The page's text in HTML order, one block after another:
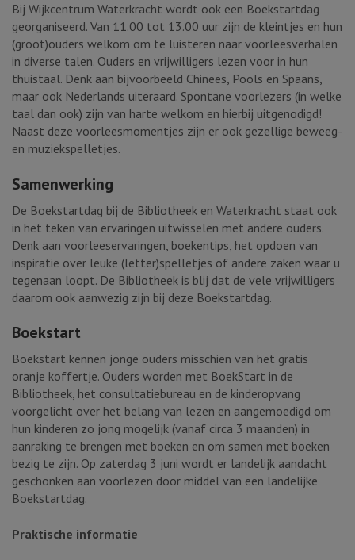
Bij Wijkcentrum Waterkracht wordt ook een Boekstartdag
georganiseerd. Van 11.00 tot 13.00 uur zijn de kleintjes en hun
(groot)ouders welkom om te luisteren naar voorleesverhalen
in diverse talen. Ouders en vrijwilligers lezen voor in hun
thuistaal. Denk aan bijvoorbeeld Chinees, Pools en Spaans,
maar ook Nederlands uiteraard. Spontane voorlezers (in welke
taal dan ook) zijn van harte welkom en hierbij uitgenodigd!
Naast deze voorleesmomentjes zijn er ook gezellige beweeg-
en muziekspelletjes.
Samenwerking
De Boekstartdag bij de Bibliotheek en Waterkracht staat ook
in het teken van ervaringen uitwisselen met andere ouders.
Denk aan voorleeservaringen, boekentips, het opdoen van
inspiratie over leuke (letter)spelletjes of andere zaken waar u
tegenaan loopt. De Bibliotheek is blij dat de vele vrijwilligers
daarom ook aanwezig zijn bij deze Boekstartdag.
Boekstart
Boekstart kennen jonge ouders misschien van het gratis
oranje koffertje. Ouders worden met BoekStart in de
Bibliotheek, het consultatiebureau en de kinderopvang
voorgelicht over het belang van lezen en aangemoedigd om
hun kinderen zo jong mogelijk (vanaf circa 3 maanden) in
aanraking te brengen met boeken en om samen met boeken
bezig te zijn. Op zaterdag 3 juni wordt er landelijk aandacht
geschonken aan voorlezen door middel van een landelijke
Boekstartdag.
Praktische informatie